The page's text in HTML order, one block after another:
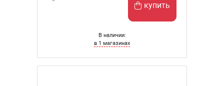
купить
В наличии:
в 1 магазинах